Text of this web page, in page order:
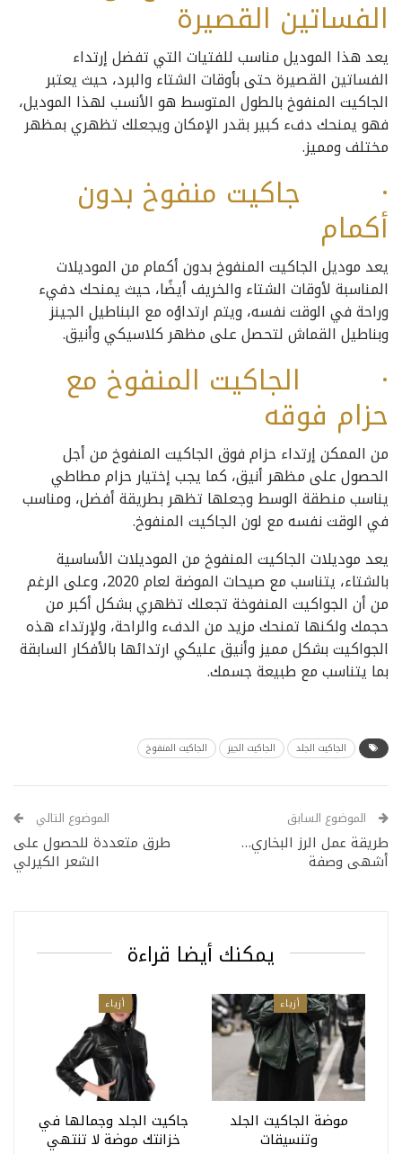
الفساتين القصيرة
يعد هذا الموديل مناسب للفتيات التي تفضل إرتداء
الفساتين القصيرة حتى بأوقات الشتاء والبرد، حيث يعتبر
الجاكيت المنفوخ بالطول المتوسط هو الأنسب لهذا الموديل،
فهو يمنحك دفء كبير بقدر الإمكان ويجعلك تظهري بمظهر
مختلف ومميز.
· جاكيت منفوخ بدون
أكمام
يعد موديل الجاكيت المنفوخ بدون أكمام من الموديلات
المناسبة لأوقات الشتاء والخريف أيضًا، حيث يمنحك دفيء
وراحة في الوقت نفسه، ويتم ارتداؤه مع البناطيل الجينز
وبناطيل القماش لتحصل على مظهر كلاسيكي وأنيق.
· الجاكيت المنفوخ مع
حزام فوقه
من الممكن إرتداء حزام فوق الجاكيت المنفوخ من أجل
الحصول على مظهر أنيق، كما يجب إختيار حزام مطاطي
يناسب منطقة الوسط وجعلها تظهر بطريقة أفضل، ومناسب
في الوقت نفسه مع لون الجاكيت المنفوخ.
يعد موديلات الجاكيت المنفوخ من الموديلات الأساسية
بالشتاء، يتناسب مع صيحات الموضة لعام 2020، وعلى الرغم
من أن الجواكيت المنفوخة تجعلك تظهري بشكل أكبر من
حجمك ولكنها تمنحك مزيد من الدفء والراحة، ولإرتداء هذه
الجواكيت بشكل مميز وأنيق عليكي ارتدائها بالأفكار السابقة
بما يتناسب مع طبيعة جسمك.
الجاكيت الجلد الجاكيت الجيز الجاكيت المنفوخ
الموضوع السابق
طريقة عمل الرز البخاري…
أشهى وصفة
الموضوع التالي
طرق متعددة للحصول على
الشعر الكيرلي
يمكنك أيضا قراءة
أزياء
موضة الجاكيت الجلد
وتنسيقات
أزياء
جاكيت الجلد وجمالها في
خزانتك موضة لا تنتهي